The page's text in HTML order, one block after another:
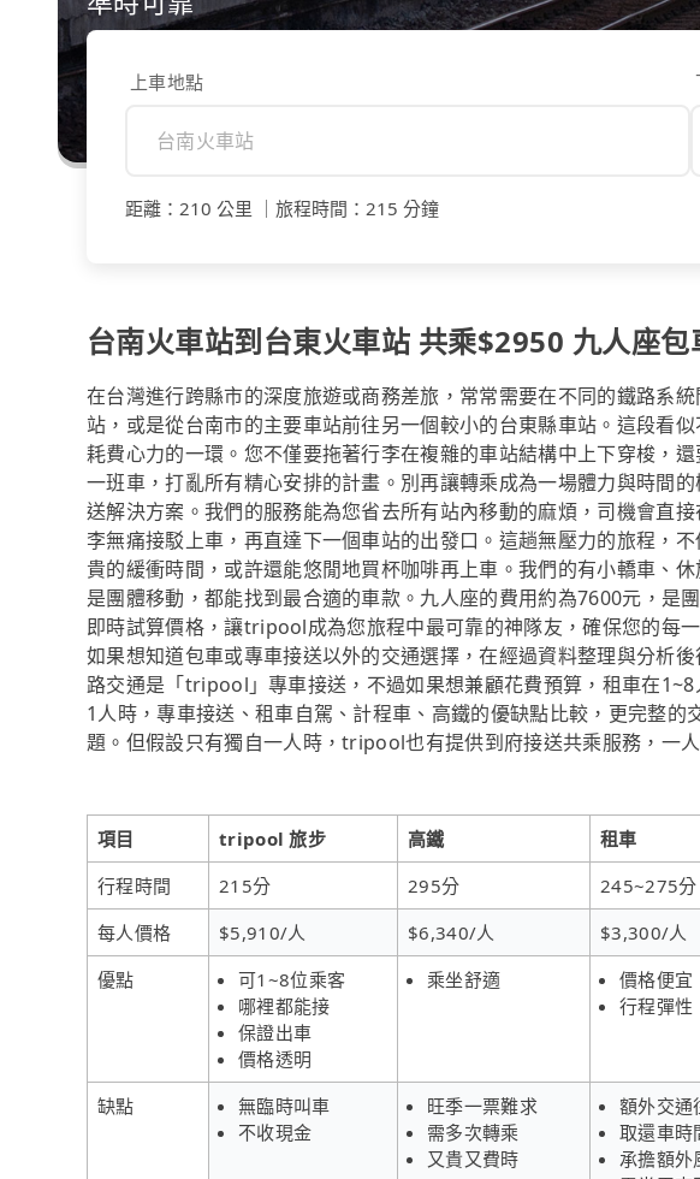
上車地點
距離 ： 210 公里 旅程時間 ： 215 分鐘
台南火車站到台東火車站 共乘$2950 九人座
在台灣進行跨縣市的深度旅遊或商務差旅，常常需要在不同的鐵路系
站，或是從台南市的主要車站前往另一個較小的台東縣車站。這段看
耗費心力的一環。您不僅要拖著行李在複雜的車站結構中上下穿梭，
一班車，打亂所有精心安排的計畫。別再讓轉乘成為一場體力與時間
送解決方案。我們的服務能為您省去所有站內移動的麻煩，司機會直
李無痛接駁上車，再直達下一個車站的出發口。這趟無壓力的旅程，
貴的緩衝時間，或許還能悠閒地買杯咖啡再上車。我們的有小轎車、
是團體移動，都能找到最合適的車款。九人座的費用約為7600元，是
即時試算價格，讓tripool成為您旅程中最可靠的神隊友，確保您的每
如果想知道包車或專車接送以外的交通選擇，在經過資料整理與分析
路交通是「tripool」專車接送，不過如果想兼顧花費預算，租車在
1人時，專車接送、租車自駕、計程車、高鐵的優缺點比較，更完整的
題。但假設只有獨自一人時，tripool也有提供到府接送共乘服務，一
項目 tripool 旅步 高鐵 租車
行程時間
215分 295分 245~275分
每人價格
$5,910/人 $6,340/人 $3,300/人
優點
可1~8位乘客
哪裡都能接
保證出車
價格透明
乘坐舒適
價格便宜
行程彈性
缺點
無臨時叫車
不收現金
旺季一票難求
需多次轉乘
又貴又費時
額外交通
取還車時
承擔額外